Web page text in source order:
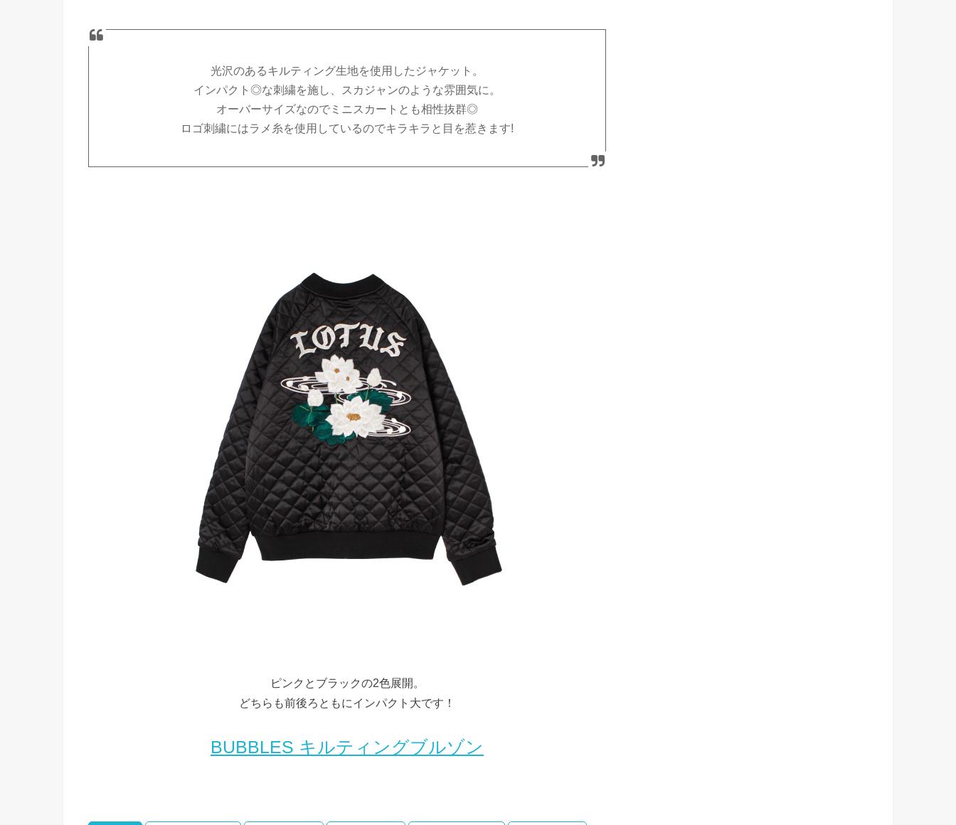
光沢のあるキルティング生地を使用したジャケット。
インパクト◎な刺繍を施し、スカジャンのような雰囲気に。
オーバーサイズなのでミニスカートとも相性抜群◎
ロゴ刺繍にはラメ糸を使用しているのでキラキラと目を惹きます!
ピンクとブラックの2色展開。
どちらも前後ろともにインパクト大です！
BUBBLES キルティングブルゾン